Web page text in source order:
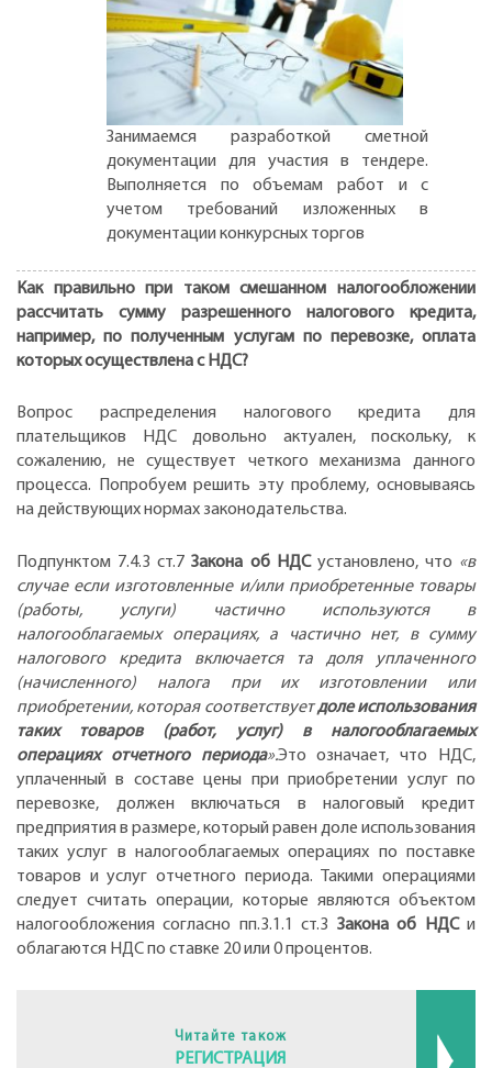
Занимаемся разработкой сметной
документации для участия в тендере.
Выполняется по объемам работ и с
учетом требований изложенных в
документации конкурсных торгов
Как правильно при таком смешанном налогообложении
рассчитать сумму разрешенного налогового кредита,
например, по полученным услугам по перевозке, оплата
которых осуществлена с НДС?
Вопрос распределения налогового кредита для
плательщиков НДС довольно актуален, поскольку, к
сожалению, не существует четкого механизма данного
процесса. Попробуем решить эту проблему, основываясь
на действующих нормах законодательства.
Подпунктом 7.4.3 ст.7Закона об НДС установлено, что «в
случае если изготовленные и/или приобретенные товары
(работы, услуги) частично используются в
налогооблагаемых операциях, а частично нет, в сумму
налогового кредита включается та доля уплаченного
(начисленного) налога при их изготовлении или
приобретении, которая соответствуетдоле использования
таких товаров (работ, услуг) в налогооблагаемых
операциях отчетного периода».Это означает, что НДС,
уплаченный в составе цены при приобретении услуг по
перевозке, должен включаться в налоговый кредит
предприятия в размере, который равен доле использования
таких услуг в налогооблагаемых операциях по поставке
товаров и услуг отчетного периода. Такими операциями
следует считать операции, которые являются объектом
налогообложения согласно пп.3.1.1 ст.3 Закона об НДСи
облагаются НДС по ставке 20 или 0 процентов.
Читайте також
РЕГИСТРАЦИЯ